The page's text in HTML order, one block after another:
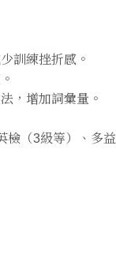
訓練挫折感。
，增加詞彙量。
檢（3級等）、多益